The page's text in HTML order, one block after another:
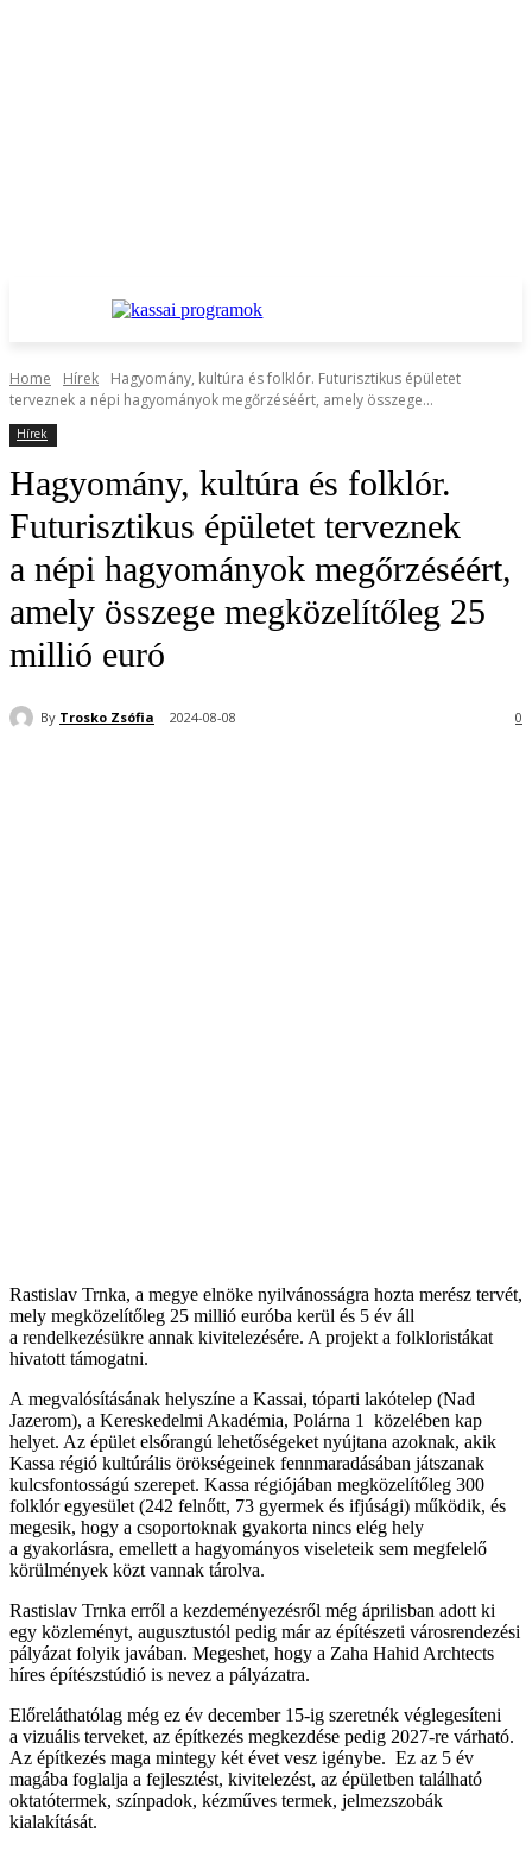
Home Hírek
Hagyomány, kultúra és folklór. Futurisztikus épületet
terveznek a népi hagyományok megőrzéséért, amely összege...
Hírek
Hagyomány, kultúra és folklór.
Futurisztikus épületet terveznek
a népi hagyományok megőrzéséért,
amely összege megközelítőleg 25
millió euró
By Trosko Zsófia 2024-08-08 0
Rastislav Trnka, a megye elnöke nyilvánosságra hozta merész tervét,
mely megközelítőleg 25 millió euróba kerül és 5 év áll
a rendelkezésükre annak kivitelezésére. A projekt a folkloristákat
hivatott támogatni.
A megvalósításának helyszíne a Kassai, tóparti lakótelep (Nad
Jazerom), a Kereskedelmi Akadémia, Polárna 1 közelében kap
helyet. Az épület elsőrangú lehetőségeket nyújtana azoknak, akik
Kassa régió kultúrális örökségeinek fennmaradásában játszanak
kulcsfontosságú szerepet. Kassa régiójában megközelítőleg 300
folklór egyesület (242 felnőtt, 73 gyermek és ifjúsági) működik, és
megesik, hogy a csoportoknak gyakorta nincs elég hely
a gyakorlásra, emellett a hagyományos viseleteik sem megfelelő
körülmények közt vannak tárolva.
Rastislav Trnka erről a kezdeményezésről még áprilisban adott ki
egy közleményt, augusztustól pedig már az építészeti városrendezési
pályázat folyik javában. Megeshet, hogy a Zaha Hahid Archtects
híres építészstúdió is nevez a pályázatra.
Előreláthatólag még ez év december 15-ig szeretnék véglegesíteni
a vizuális terveket, az építkezés megkezdése pedig 2027-re várható.
Az építkezés maga mintegy két évet vesz igénybe. Ez az 5 év
magába foglalja a fejlesztést, kivitelezést, az épületben található
oktatótermek, színpadok, kézműves termek, jelmezszobák
kialakítását.